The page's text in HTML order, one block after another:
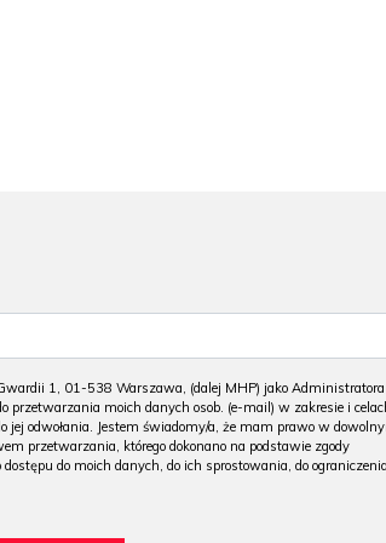
1, 01-538 Warszawa, (dalej MHP) jako Administratora
przetwarzania moich danych osob. (e-mail) w zakresie i
odwołania. Jestem świadomy/a, że mam prawo w
przetwarzania, którego dokonano na podstawie zgody
do moich danych, do ich sprostowania, do ograniczenia